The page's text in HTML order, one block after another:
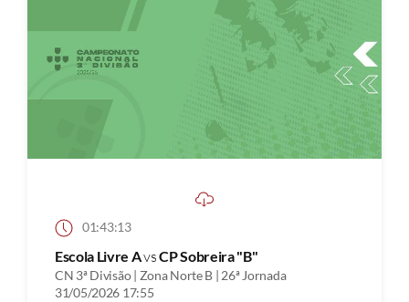
01:43:13
Escola Livre AvsCP Sobreira "B"
CN 3ª Divisão | Zona Norte B | 26ª Jornada
31/05/2026 17:55